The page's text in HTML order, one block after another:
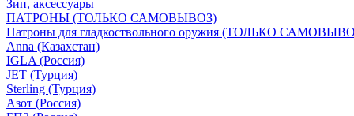
Зип, аксессуары
ПАТРОНЫ (ТОЛЬКО САМОВЫВОЗ)
Патроны для гладкоствольного оружия (ТОЛЬКО
Anna (Казахстан)
IGLA (Россия)
JET (Турция)
Sterling (Турция)
Азот (Россия)